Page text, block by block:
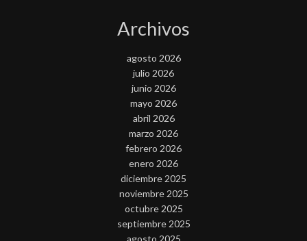
Archivos
agosto 2026
julio 2026
junio 2026
mayo 2026
abril 2026
marzo 2026
febrero 2026
enero 2026
diciembre 2025
noviembre 2025
octubre 2025
septiembre 2025
agosto 2025